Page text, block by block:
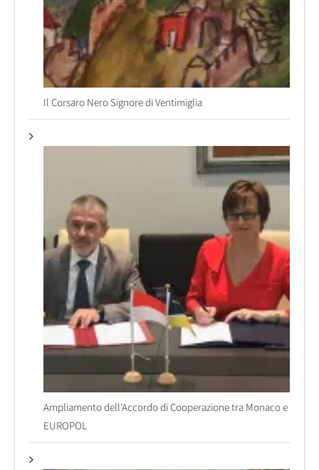
Il Corsaro Nero Signore di Ventimiglia
Ampliamento dell’Accordo di Cooperazione tra Monaco e
EUROPOL